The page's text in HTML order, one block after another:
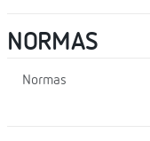
NORMAS
Normas